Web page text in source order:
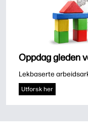
Oppdag gleden
Lekbaserte
Utforsk her